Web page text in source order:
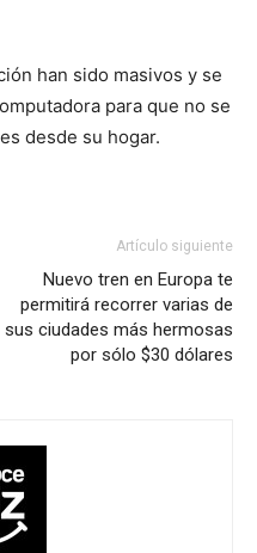
han sido masivos y se
para que no se
desde su hogar.
Artículo siguiente
Nuevo tren en Europa te
permitirá recorrer varias de
sus ciudades más hermosas
por sólo $30 dólares